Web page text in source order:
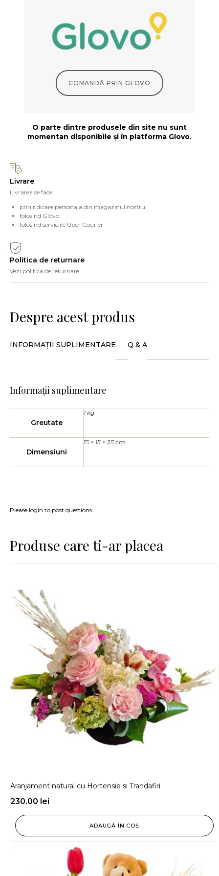
COMANDĂ PRIN GLOVO
O parte dintre produsele din site nu sunt
momentan disponibile și în platforma Glovo.
Livrare
Livrarea se face:
prin ridicare personala din magazinul nostru
folosind Glovo
folosind serviciile Uber Courier
Politica de returnare
Vezi politica de returnare
Despre acest produs
INFORMAȚII SUPLIMENTARE Q & A
Informații suplimentare
Greutate
1 kg
Dimensiuni
15 × 15 × 25 cm
Please login to post questions.
Produse care ti-ar placea
Aranjament natural cu Hortensie si Trandafiri
230.00 lei
ADAUGĂ ÎN COȘ